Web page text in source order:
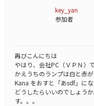
key_yan
参加者
再びこんにちは
やはり、会社PC（ＶＰＮ）
かえうちのランプは白と赤が
Kana をおすと「あsdf」にな
どうしたらいいのでしょう
す。。。